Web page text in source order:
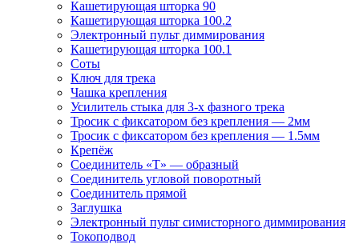
Кашетирующая шторка 90
Кашетирующая шторка 100.2
Электронный пульт диммирования
Кашетирующая шторка 100.1
Соты
Ключ для трека
Чашка крепления
Усилитель стыка для 3-х фазного трека
Тросик с фиксатором без крепления — 2мм
Тросик с фиксатором без крепления — 1.5мм
Крепёж
Соединитель «Т» — образный
Соединитель угловой поворотный
Соединитель прямой
Заглушка
Электронный пульт симисторного диммирования
Токоподвод